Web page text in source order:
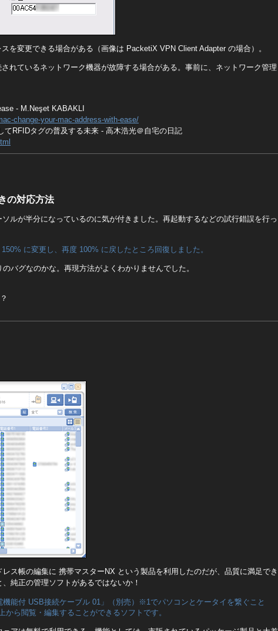
を変更できる場合がある（画像は PacketiX VPN Client Adapter の場合）。
れているネットワーク機器が故障する場合がある。事前に、ネットワーク管理
- M.Neşet KABAKLI
change-your-mac-address-with-ease/
てRFIDタグの普及する未来 - 高木浩光＠自宅の日記
の対応方法
ルが半分になっているのに気が付きました。再起動するなどの試行錯誤を行っ
に変更し、再度 100% に戻したところ回復しました。
バグなのかな。再現方法がよくわかりませんでした。
ス帳の編集に 携帯マスターNX という製品を利用したのだが、品質に満足でき
純正の管理ソフトがあるではないか！
機能付 USB接続ケーブル 01」（別売）※1でパソコンとケータイを繋ぐこと
ら閲覧・編集することができるソフトです。